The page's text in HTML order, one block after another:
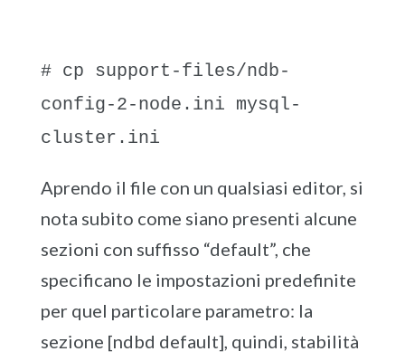
# cp support-files/ndb-
config-2-node.ini mysql-
cluster.ini
Aprendo il file con un qualsiasi editor, si
nota subito come siano presenti alcune
sezioni con suffisso “default”, che
specificano le impostazioni predefinite
per quel particolare parametro: la
sezione [ndbd default], quindi, stabilità